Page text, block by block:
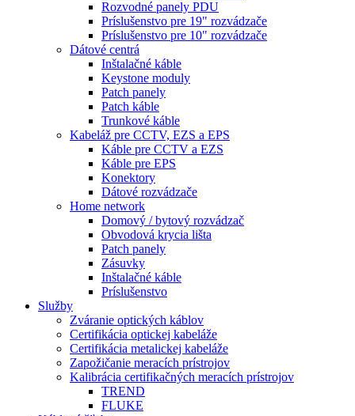
Rozvodné panely PDU
Príslušenstvo pre 19" rozvádzače
Príslušenstvo pre 10" rozvádzače
Dátové centrá
Inštalačné káble
Keystone moduly
Patch panely
Patch káble
Trunkové káble
Kabeláž pre CCTV, EZS a EPS
Káble pre CCTV a EZS
Káble pre EPS
Konektory
Dátové rozvádzače
Home network
Domový / bytový rozvádzač
Obvodová krycia lišta
Patch panely
Zásuvky
Inštalačné káble
Príslušenstvo
Služby
Zváranie optických káblov
Certifikácia optickej kabeláže
Certifikácia metalickej kabeláže
Zapožičanie meracích prístrojov
Kalibrácia certifikačných meracích prístrojov
TREND
FLUKE